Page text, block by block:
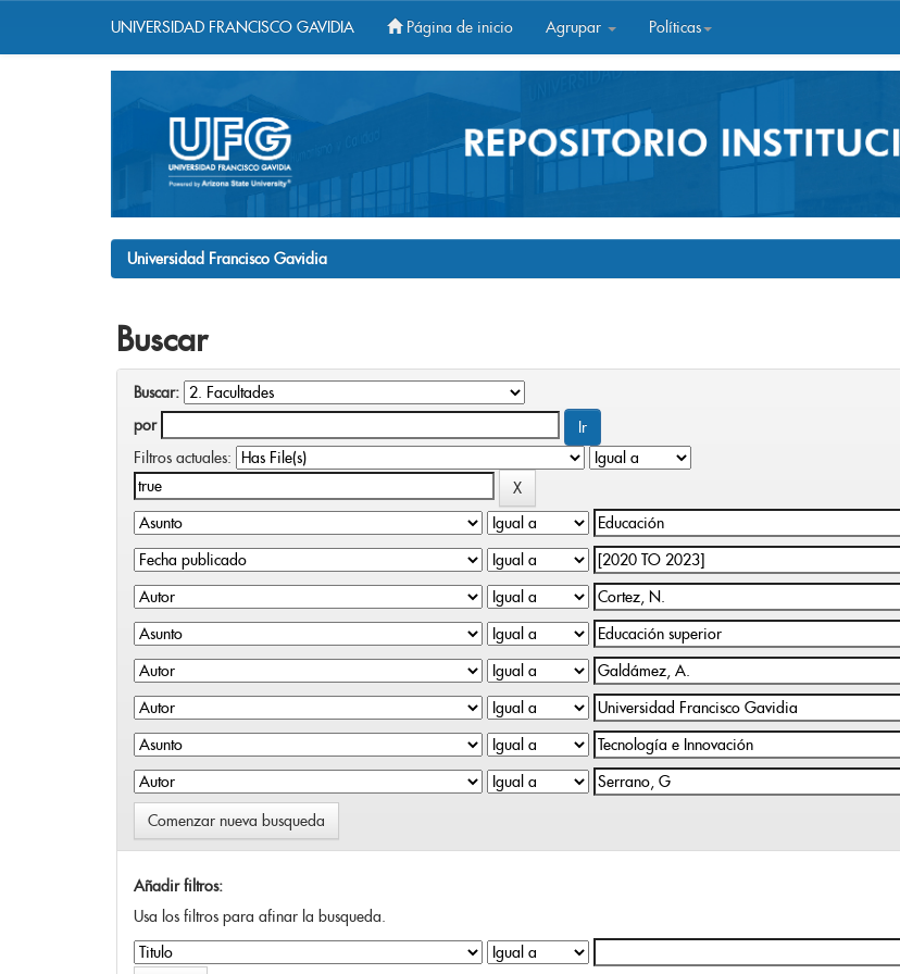
UNIVERSIDAD FRANCISCO GAVIDIA Página de inicio Agrupar Políticas
Universidad Francisco Gavidia
Buscar
Buscar:
por
Filtros actuales:
Comenzar nueva busqueda
Añadir filtros:
Usa los filtros para afinar la busqueda.